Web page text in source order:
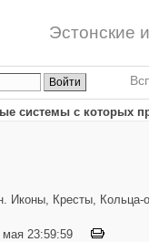
Эстонские
системы с которых
Иконы, Кресты, Кольца-
мая 23:59:59